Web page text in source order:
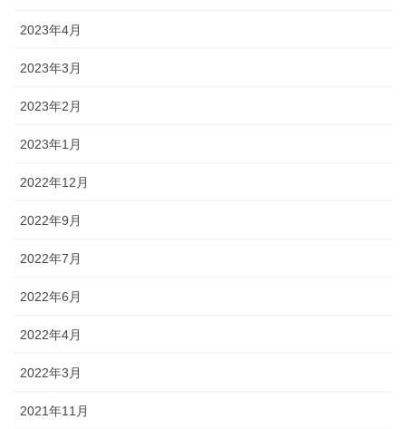
2023年4月
2023年3月
2023年2月
2023年1月
2022年12月
2022年9月
2022年7月
2022年6月
2022年4月
2022年3月
2021年11月